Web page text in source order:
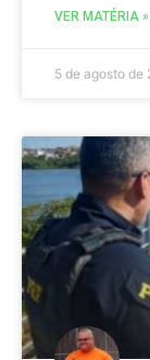
VER MATÉRIA »
5 de agosto de